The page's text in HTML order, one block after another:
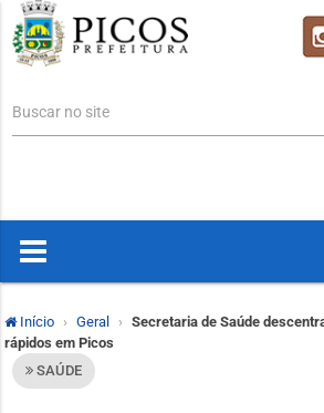
Buscar no site
Início Geral
Secretaria de Saúde
rápidos em Picos
SAÚDE